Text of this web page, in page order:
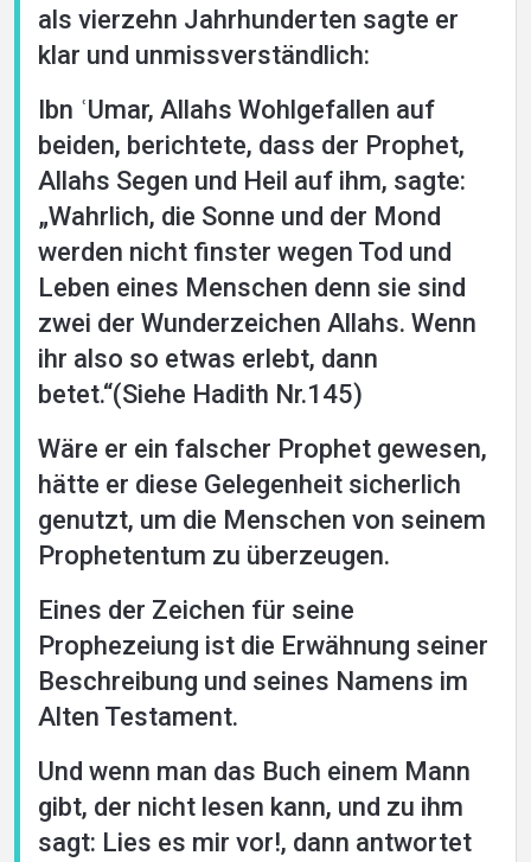
als vierzehn Jahrhunderten sagte er
klar und unmissverständlich:
Ibn ʿUmar, Allahs Wohlgefallen auf
beiden, berichtete, dass der Prophet,
Allahs Segen und Heil auf ihm, sagte:
„Wahrlich, die Sonne und der Mond
werden nicht finster wegen Tod und
Leben eines Menschen denn sie sind
zwei der Wunderzeichen Allahs. Wenn
ihr also so etwas erlebt, dann
betet.“(Siehe Hadith Nr.145)
Wäre er ein falscher Prophet gewesen,
hätte er diese Gelegenheit sicherlich
genutzt, um die Menschen von seinem
Prophetentum zu überzeugen.
Eines der Zeichen für seine
Prophezeiung ist die Erwähnung seiner
Beschreibung und seines Namens im
Alten Testament.
Und wenn man das Buch einem Mann
gibt, der nicht lesen kann, und zu ihm
sagt: Lies es mir vor!, dann antwortet